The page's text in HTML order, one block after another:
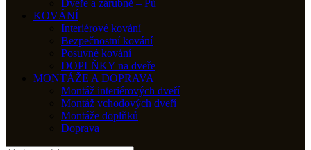
Dveře a zárubně – Pú
KOVÁNÍ
Interiérové kování
Bezpečnostní kování
Posuvné kování
DOPLŇKY na dveře
MONTÁŽE A DOPRAVA
Montáž interiérových dveří
Montáž vchodových dveří
Montáže doplňků
Doprava